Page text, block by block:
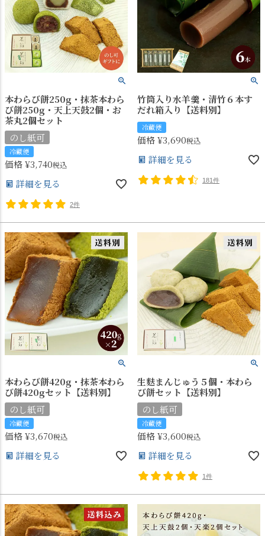
本わらび餅250g・抹茶本わら
び餅250g・天上天鼓2個・お
茶丸2個セット
のし紙可
冷蔵便
価格¥3,740税込
詳細を見る
2件
竹筒入り水羊羹・清竹６本す
だれ箱入り【送料別】
冷蔵便
価格¥3,690税込
詳細を見る
181件
本わらび餅420g・抹茶本わら
び餅420gセット【送料別】
のし紙可
冷蔵便
価格¥3,670税込
詳細を見る
生麩まんじゅう５個・本わら
び餅セット【送料別】
のし紙可
冷蔵便
価格¥3,600税込
詳細を見る
1件